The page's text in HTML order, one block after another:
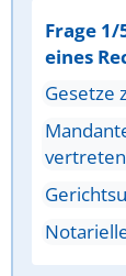
Frage
eines
Gesetze
vertreten